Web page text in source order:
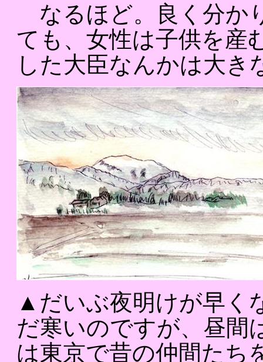
なるほど。良く分か
ても、女性は子供を産
した大臣なんかは大き
▲だいぶ夜明けが早く
だ寒いのですが、昼間
は東京で昔の仲間たち